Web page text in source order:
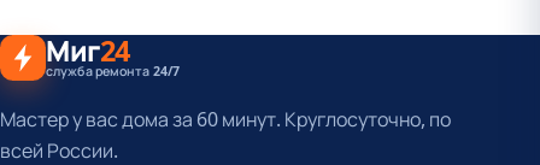
Миг24
служба ремонта 24/7
Мастер у вас дома за 60 минут. Круглосуточно, по
всей России.